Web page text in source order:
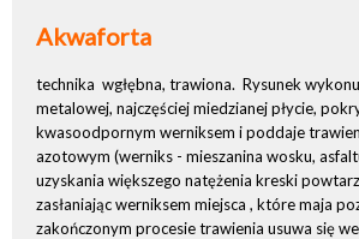
Akwaforta
technika wgłębna, trawiona. Rysunek
metalowej, najczęściej miedzianej płycie,
kwasoodpornym werniksem i poddaje
azotowym (werniks - mieszanina wosku,
uzyskania większego natężenia kreski
zasłaniając werniksem miejsca , które maja
zakończonym procesie trawienia usuwa się